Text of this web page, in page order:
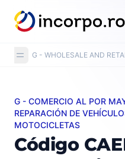
principal
G - WHOLESALE AND
Código CAEN 4612:
G - COMERCIO AL POR
REPARACIÓN DE
MOTOCICLETAS
Código